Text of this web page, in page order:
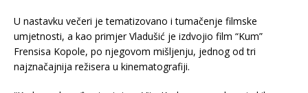
U nastavku večeri je tematizovano i tumačenje filmske
umjetnosti, a kao primjer Vladušić je izdvojio film “Kum”
Frensisa Kopole, po njegovom mišljenju, jednog od tri
najznačajnija režisera u kinematografiji.